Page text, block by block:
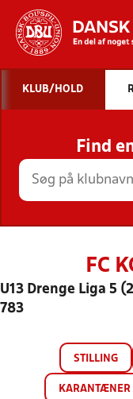
STILLINGER,
KLUB/HOLD
Find
FC
U13 Drenge Liga 5
783
STILLING
KARANTÆNER